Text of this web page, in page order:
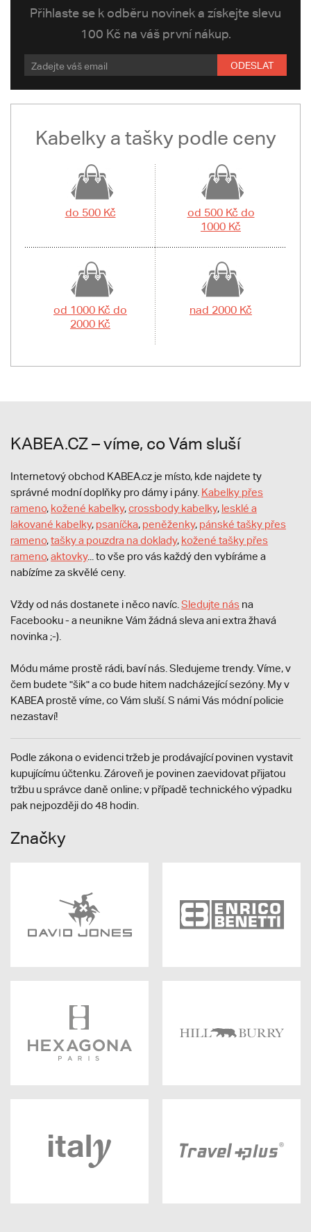
Přihlaste se k odběru novinek a získejte slevu
100 Kč na váš první nákup.
ODESLAT
Kabelky a tašky podle ceny
do 500 Kč
od 500 Kč do
1000 Kč
od 1000 Kč do
2000 Kč
nad 2000 Kč
KABEA.CZ – víme, co Vám sluší
Internetový obchod KABEA.cz je místo, kde najdete ty
správné modní doplňky pro dámy i pány. Kabelky přes
rameno, kožené kabelky,crossbody kabelky, lesklé a
lakované kabelky, psaníčka, peněženky, pánské tašky přes
rameno,tašky a pouzdra na doklady, kožené tašky přes
rameno,aktovky... to vše pro vás každý den vybíráme a
nabízíme za skvělé ceny.
Vždy od nás dostanete i něco navíc. Sledujte nás na
Facebooku - a neunikne Vám žádná sleva ani extra žhavá
novinka ;-).
Módu máme prostě rádi, baví nás. Sledujeme trendy. Víme, v
čem budete "šik" a co bude hitem nadcházející sezóny. My v
KABEA prostě víme, co Vám sluší. S námi Vás módní policie
nezastaví!
Podle zákona o evidenci tržeb je prodávající povinen vystavit
kupujícímu účtenku. Zároveň je povinen zaevidovat přijatou
tržbu u správce daně online; v případě technického výpadku
pak nejpozději do 48 hodin.
Značky